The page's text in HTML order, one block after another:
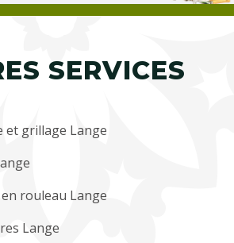
SERVICES
et grillage Lange
rouleau Lange
Lange